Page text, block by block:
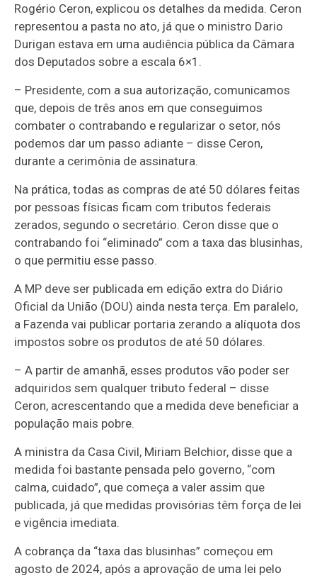
Rogério Ceron, explicou os detalhes da medida. Ceron
representou a pasta no ato, já que o ministro Dario
Durigan estava em uma audiência pública da Câmara
dos Deputados sobre a escala 6×1.
– Presidente, com a sua autorização, comunicamos
que, depois de três anos em que conseguimos
combater o contrabando e regularizar o setor, nós
podemos dar um passo adiante – disse Ceron,
durante a cerimônia de assinatura.
Na prática, todas as compras de até 50 dólares feitas
por pessoas físicas ficam com tributos federais
zerados, segundo o secretário. Ceron disse que o
contrabando foi “eliminado” com a taxa das blusinhas,
o que permitiu esse passo.
A MP deve ser publicada em edição extra do Diário
Oficial da União (DOU) ainda nesta terça. Em paralelo,
a Fazenda vai publicar portaria zerando a alíquota dos
impostos sobre os produtos de até 50 dólares.
– A partir de amanhã, esses produtos vão poder ser
adquiridos sem qualquer tributo federal – disse
Ceron, acrescentando que a medida deve beneficiar a
população mais pobre.
A ministra da Casa Civil, Miriam Belchior, disse que a
medida foi bastante pensada pelo governo, “com
calma, cuidado”, que começa a valer assim que
publicada, já que medidas provisórias têm força de lei
e vigência imediata.
A cobrança da “taxa das blusinhas” começou em
agosto de 2024, após a aprovação de uma lei pelo